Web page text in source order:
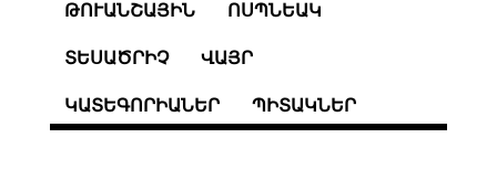
ԹՈՒԱՆՇԱՅԻՆ ՈՍՊՆԵԱԿ
ՏԵՍԱԾՐԻՉ ՎԱՅՐ
ԿԱՏԵԳՈՐԻԱՆԵՐ ՊԻՏԱԿՆԵՐ